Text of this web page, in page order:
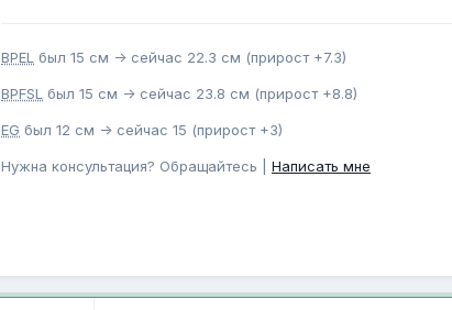
BPEL был 15 см -> сейчас 22.3 см (прирост +7.3)
BPFSL был 15 см -> сейчас 23.8 см (прирост +8.8)
EG был 12 см -> сейчас 15 (прирост +3)
Нужна консультация? Обращайтесь | Написать мне